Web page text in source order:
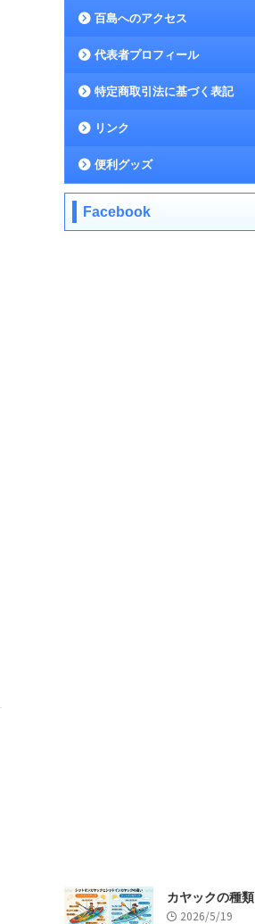
百島へのアクセス
代表者プロフィール
特定商取引法に基づく表記
リンク
便利グッズ
Facebook
カヤックの種類
2026/5/19